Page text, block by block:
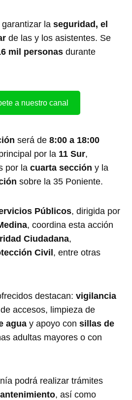
garantizar laseguridad, el
de las y los asistentes. Se
mil personas durante
a nuestro canal
será de8:00 a 18:00
por la 11 Sur,
por lacuarta sección y la
sobre la 35 Poniente.
Públicos, dirigida por
, coordina esta acción
Ciudadana,
Civil, entre otras
destacan:vigilancia
accesos, limpieza de
agua y apoyo consillas de
adultas mayores o con
podrá realizar trámites
, así como